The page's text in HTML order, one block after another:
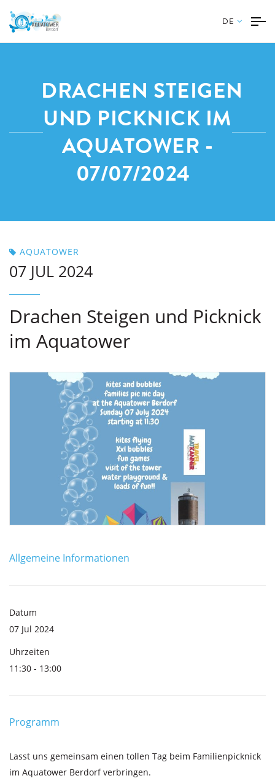
DE
DRACHEN STEIGEN
UND PICKNICK IM
AQUATOWER -
07/07/2024
AQUATOWER
07 JUL 2024
Drachen Steigen und Picknick
im Aquatower
Allgemeine Informationen
Datum
07 Jul 2024
Uhrzeiten
11:30 - 13:00
Programm
Lasst uns gemeinsam einen tollen Tag beim Familienpicknick
im Aquatower Berdorf verbringen.